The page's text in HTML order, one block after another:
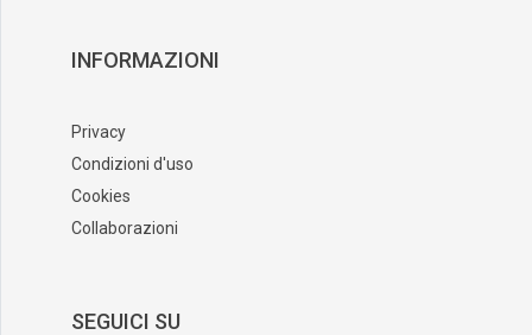
INFORMAZIONI
Privacy
Condizioni d'uso
Cookies
Collaborazioni
SEGUICI SU